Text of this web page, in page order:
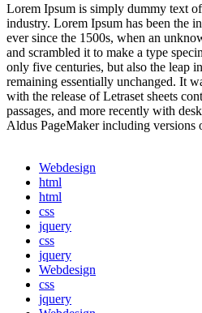
Lorem Ipsum is simply dummy text
industry. Lorem Ipsum has been the
ever since the 1500s, when an
and scrambled it to make a type
only five centuries, but also the leap
remaining essentially unchanged. It
with the release of Letraset sheets
passages, and more recently with
Aldus PageMaker including versions
Webdesign
html
html
css
jquery
css
jquery
Webdesign
css
jquery